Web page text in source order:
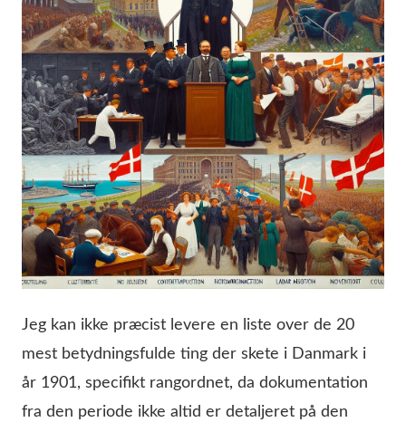
Jeg kan ikke præcist levere en liste over de 20
mest betydningsfulde ting der skete i Danmark i
år 1901, specifikt rangordnet, da dokumentation
fra den periode ikke altid er detaljeret på den